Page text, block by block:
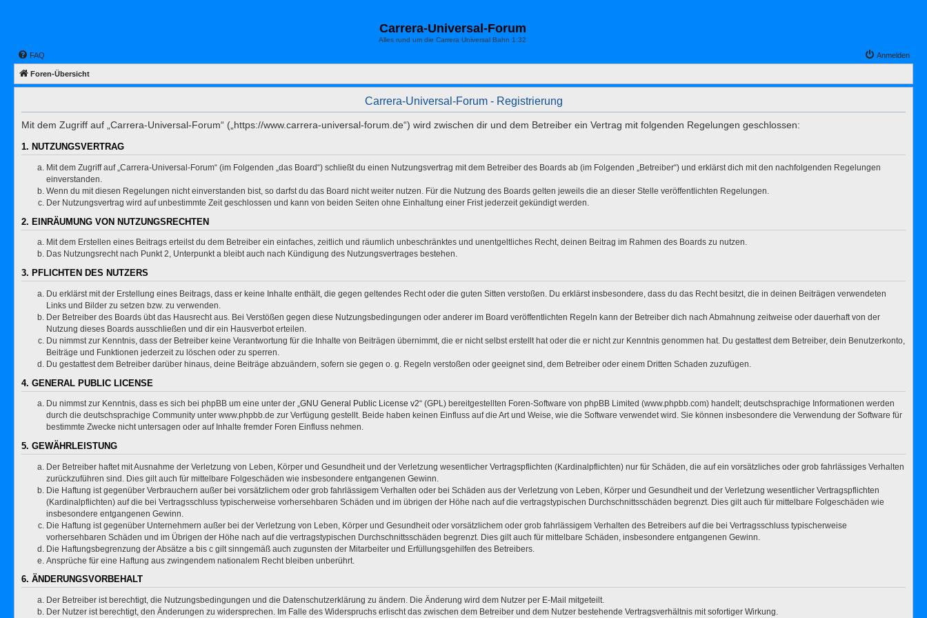
Carrera-Universal-Forum
Alles rund um die Carrera Universal Bahn 1:32
FAQ Anmelden
Foren-Übersicht
Carrera-Universal-Forum - Registrierung
Mit dem Zugriff auf „Carrera-Universal-Forum“ („https://www.carrera-universal-forum.de“) wird zwischen dir und dem Betreiber ein Vertrag mit folgenden Regelungen geschlossen:
1. NUTZUNGSVERTRAG
Mit dem Zugriff auf „Carrera-Universal-Forum“ (im Folgenden „das Board“) schließt du einen Nutzungsvertrag mit dem Betreiber des Boards ab (im Folgenden „Betreiber“) und erklärst dich mit den nachfolgenden Regelungen
einverstanden.
Wenn du mit diesen Regelungen nicht einverstanden bist, so darfst du das Board nicht weiter nutzen. Für die Nutzung des Boards gelten jeweils die an dieser Stelle veröffentlichten Regelungen.
Der Nutzungsvertrag wird auf unbestimmte Zeit geschlossen und kann von beiden Seiten ohne Einhaltung einer Frist jederzeit gekündigt werden.
2. EINRÄUMUNG VON NUTZUNGSRECHTEN
Mit dem Erstellen eines Beitrags erteilst du dem Betreiber ein einfaches, zeitlich und räumlich unbeschränktes und unentgeltliches Recht, deinen Beitrag im Rahmen des Boards zu nutzen.
Das Nutzungsrecht nach Punkt 2, Unterpunkt a bleibt auch nach Kündigung des Nutzungsvertrages bestehen.
3. PFLICHTEN DES NUTZERS
Du erklärst mit der Erstellung eines Beitrags, dass er keine Inhalte enthält, die gegen geltendes Recht oder die guten Sitten verstoßen. Du erklärst insbesondere, dass du das Recht besitzt, die in deinen Beiträgen verwendeten
Links und Bilder zu setzen bzw. zu verwenden.
Der Betreiber des Boards übt das Hausrecht aus. Bei Verstößen gegen diese Nutzungsbedingungen oder anderer im Board veröffentlichten Regeln kann der Betreiber dich nach Abmahnung zeitweise oder dauerhaft von der
Nutzung dieses Boards ausschließen und dir ein Hausverbot erteilen.
Du nimmst zur Kenntnis, dass der Betreiber keine Verantwortung für die Inhalte von Beiträgen übernimmt, die er nicht selbst erstellt hat oder die er nicht zur Kenntnis genommen hat. Du gestattest dem Betreiber, dein Benutzerkonto,
Beiträge und Funktionen jederzeit zu löschen oder zu sperren.
Du gestattest dem Betreiber darüber hinaus, deine Beiträge abzuändern, sofern sie gegen o. g. Regeln verstoßen oder geeignet sind, dem Betreiber oder einem Dritten Schaden zuzufügen.
4. GENERAL PUBLIC LICENSE
Du nimmst zur Kenntnis, dass es sich bei phpBB um eine unter der „GNU General Public License v2“ (GPL) bereitgestellten Foren-Software von phpBB Limited (www.phpbb.com) handelt; deutschsprachige Informationen werden
durch die deutschsprachige Community unter www.phpbb.de zur Verfügung gestellt. Beide haben keinen Einfluss auf die Art und Weise, wie die Software verwendet wird. Sie können insbesondere die Verwendung der Software für
bestimmte Zwecke nicht untersagen oder auf Inhalte fremder Foren Einfluss nehmen.
5. GEWÄHRLEISTUNG
Der Betreiber haftet mit Ausnahme der Verletzung von Leben, Körper und Gesundheit und der Verletzung wesentlicher Vertragspflichten (Kardinalpflichten) nur für Schäden, die auf ein vorsätzliches oder grob fahrlässiges Verhalten
zurückzuführen sind. Dies gilt auch für mittelbare Folgeschäden wie insbesondere entgangenen Gewinn.
Die Haftung ist gegenüber Verbrauchern außer bei vorsätzlichem oder grob fahrlässigem Verhalten oder bei Schäden aus der Verletzung von Leben, Körper und Gesundheit und der Verletzung wesentlicher Vertragspflichten
(Kardinalpflichten) auf die bei Vertragsschluss typischerweise vorhersehbaren Schäden und im übrigen der Höhe nach auf die vertragstypischen Durchschnittsschäden begrenzt. Dies gilt auch für mittelbare Folgeschäden wie
insbesondere entgangenen Gewinn.
Die Haftung ist gegenüber Unternehmern außer bei der Verletzung von Leben, Körper und Gesundheit oder vorsätzlichem oder grob fahrlässigem Verhalten des Betreibers auf die bei Vertragsschluss typischerweise
vorhersehbaren Schäden und im Übrigen der Höhe nach auf die vertragstypischen Durchschnittsschäden begrenzt. Dies gilt auch für mittelbare Schäden, insbesondere entgangenen Gewinn.
Die Haftungsbegrenzung der Absätze a bis c gilt sinngemäß auch zugunsten der Mitarbeiter und Erfüllungsgehilfen des Betreibers.
Ansprüche für eine Haftung aus zwingendem nationalem Recht bleiben unberührt.
6. ÄNDERUNGSVORBEHALT
Der Betreiber ist berechtigt, die Nutzungsbedingungen und die Datenschutzerklärung zu ändern. Die Änderung wird dem Nutzer per E-Mail mitgeteilt.
Der Nutzer ist berechtigt, den Änderungen zu widersprechen. Im Falle des Widerspruchs erlischt das zwischen dem Betreiber und dem Nutzer bestehende Vertragsverhältnis mit sofortiger Wirkung.